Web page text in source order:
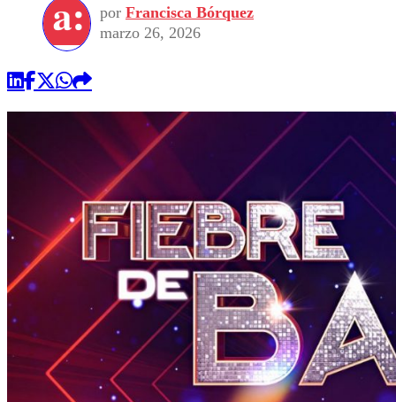
por Francisca Bórquez
marzo 26, 2026